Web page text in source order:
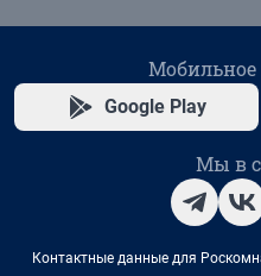
Google Play
Мы в
Контактные данные для